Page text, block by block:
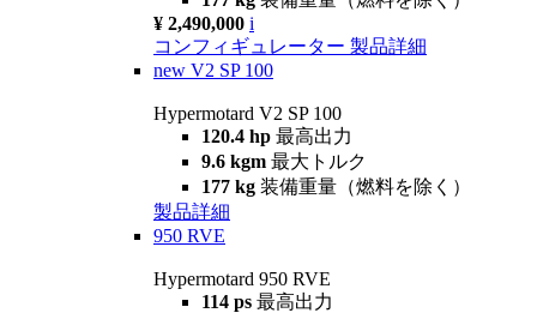
¥ 2,490,000 i
コンフィギュレーター 製品詳細
new V2 SP 100
Hypermotard V2 SP 100
120.4 hp 最高出力
9.6 kgm 最大トルク
177 kg 装備重量（燃料を除く）
製品詳細
950 RVE
Hypermotard 950 RVE
114 ps 最高出力